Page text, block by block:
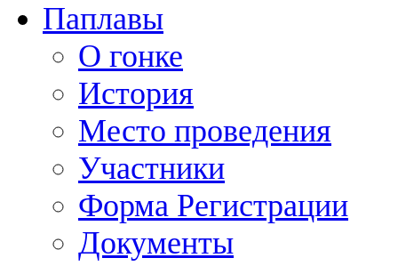
Паплавы
О гонке
История
Место проведения
Участники
Форма Регистрации
Документы